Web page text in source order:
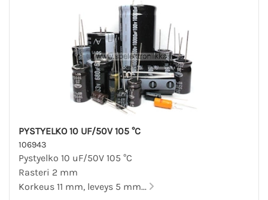
PYSTYELKO 10 UF/50V 105 °C
106943
Pystyelko 10 uF/50V 105 °C
Rasteri 2 mm
Korkeus 11 mm, leveys 5 mm...